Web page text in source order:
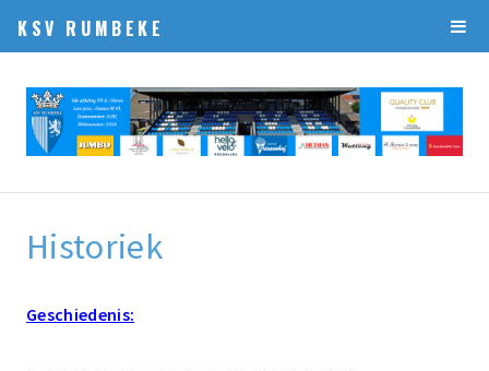
KSV RUMBEKE
Historiek
Geschiedenis: